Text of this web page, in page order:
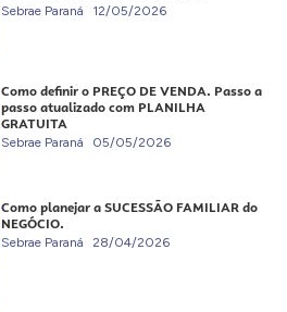
Sebrae Paraná 12/05/2026
Como definir o PREÇO DE VENDA. Passo a
passo atualizado com PLANILHA
GRATUITA
Sebrae Paraná 05/05/2026
Como planejar a SUCESSÃO FAMILIAR do
NEGÓCIO.
Sebrae Paraná 28/04/2026